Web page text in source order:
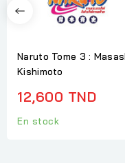
Naruto Tome 3 :
Kishimoto
12,600 TND
En stock